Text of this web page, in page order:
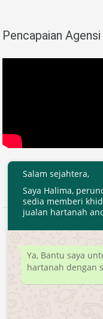
Pencapaian
2020 ©
Salam sejahtera,
Saya Halima,
sedia memberi
jualan hartanah
Ya, Bantu saya
hartanah dengan